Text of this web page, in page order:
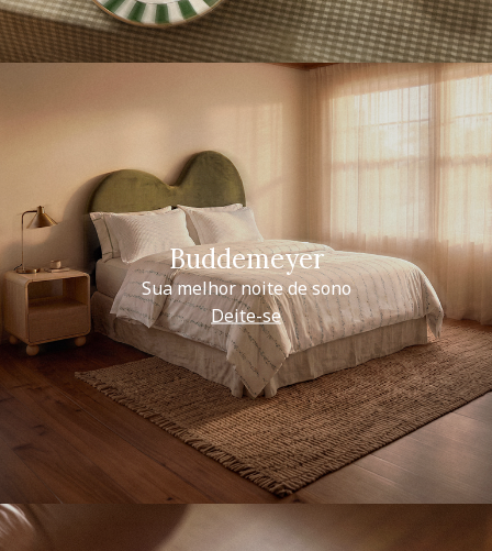
Buddemeyer
Sua melhor noite de sono
Deite-se